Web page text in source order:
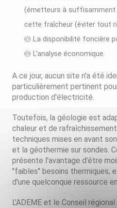
(émetteurs à suffisamment
cette fraîcheur (éviter tout
La disponibilité foncière
L'analyse économique.
A ce jour, aucun site n'a été
particulièrement pertinent
production d'électricité.
Toutefois, la géologie est
chaleur et de
techniques mises en avant
et la géothermie sur sondes.
présente l'avantage d'être
"faibles" besoins thermiques,
d'une quelconque ressource
L'ADEME et le Conseil